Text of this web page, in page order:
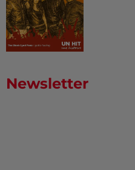
Newsletter